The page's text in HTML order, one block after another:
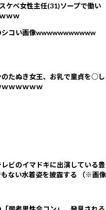
ケベ女性主任(31)ソープで働い
ｗｗ
シコい画像wwwwwwwwwww
のたぬき女王、お乳で童貞を○し
ｗｗｗｗｗ
レビのイマドキに出演している豊
ない水着姿を披露する （※画像